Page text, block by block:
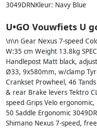
3049DRNKleur: Navy Blue
U•GO Vouwfiets U
\n\n Gear Nexus 7-speed
W:35 cm Weight 13.8kg
Handlepost Matt black,
Ø33, 9x580mm, w/clamp
Crankset Prowheel, 46
& rear Brake levers Tektro
speed Grips Velo ergonomic,
50 Saddle Ergonomic
Shimano Nexus 7-speed,